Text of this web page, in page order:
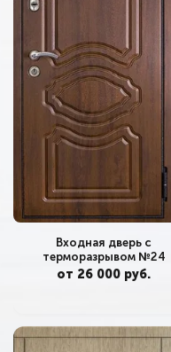
Входная дверь с
терморазрывом №24
от 26 000 руб.